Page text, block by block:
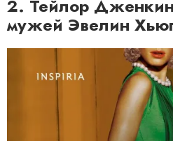
2. Тейлор
мужей Эвелин